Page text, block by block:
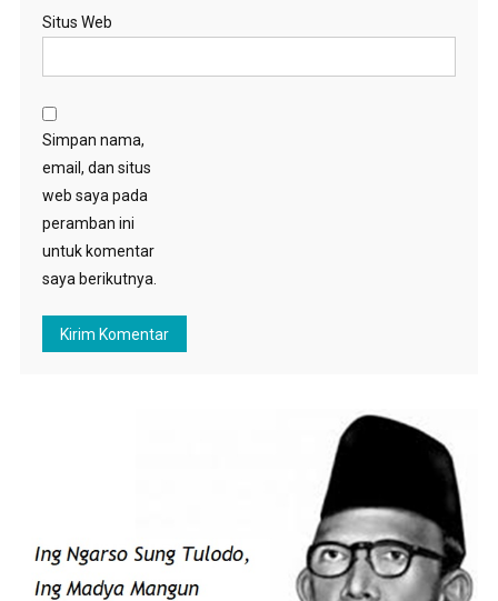
Situs Web
Simpan nama,
email, dan situs
web saya pada
peramban ini
untuk komentar
saya berikutnya.